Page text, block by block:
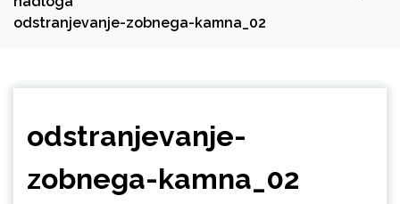
odstranjevanje-zobnega-kamna_02
odstranjevanje-
zobnega-kamna_02